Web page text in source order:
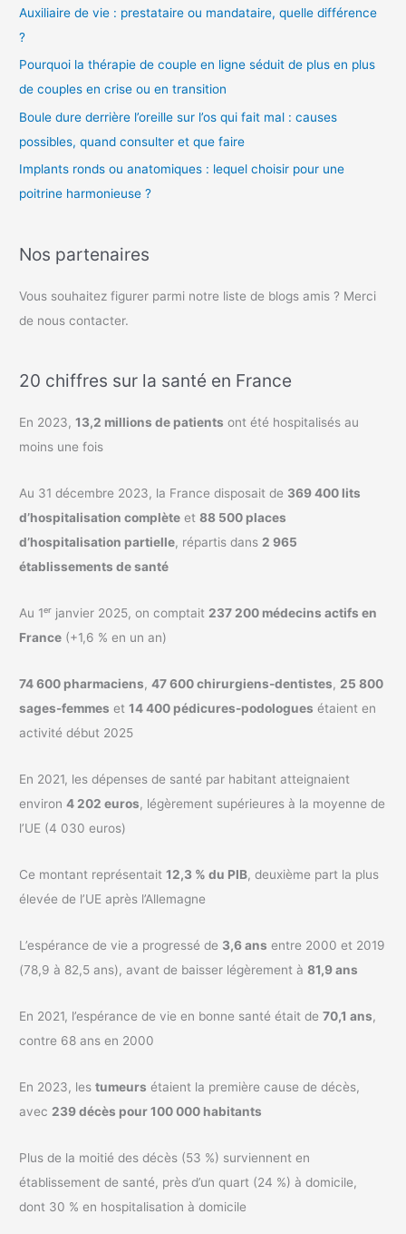
Auxiliaire de vie : prestataire ou mandataire, quelle différence
?
Pourquoi la thérapie de couple en ligne séduit de plus en plus
de couples en crise ou en transition
Boule dure derrière l’oreille sur l’os qui fait mal : causes
possibles, quand consulter et que faire
Implants ronds ou anatomiques : lequel choisir pour une
poitrine harmonieuse ?
Nos partenaires
Vous souhaitez figurer parmi notre liste de blogs amis ? Merci
de nous contacter.
20 chiffres sur la santé en France
En 2023,13,2 millions de patients ont été hospitalisés au
moins une fois
Au 31 décembre 2023, la France disposait de 369 400 lits
d’hospitalisation complète et88 500 places
d’hospitalisation partielle, répartis dans 2 965
établissements de santé
Au 1ᵉʳ janvier 2025, on comptait 237 200 médecins actifs en
France (+1,6 % en un an)
74 600 pharmaciens,47 600 chirurgiens-dentistes, 25 800
sages-femmes et14 400 pédicures-podologues étaient en
activité début 2025
En 2021, les dépenses de santé par habitant atteignaient
environ4 202 euros, légèrement supérieures à la moyenne de
l’UE (4 030 euros)
Ce montant représentait12,3 % du PIB, deuxième part la plus
élevée de l’UE après l’Allemagne
L’espérance de vie a progressé de 3,6 ans entre 2000 et 2019
(78,9 à 82,5 ans), avant de baisser légèrement à81,9 ans
En 2021, l’espérance de vie en bonne santé était de70,1 ans,
contre 68 ans en 2000
En 2023, lestumeurs étaient la première cause de décès,
avec 239 décès pour 100 000 habitants
Plus de la moitié des décès (53 %) surviennent en
établissement de santé, près d’un quart (24 %) à domicile,
dont 30 % en hospitalisation à domicile